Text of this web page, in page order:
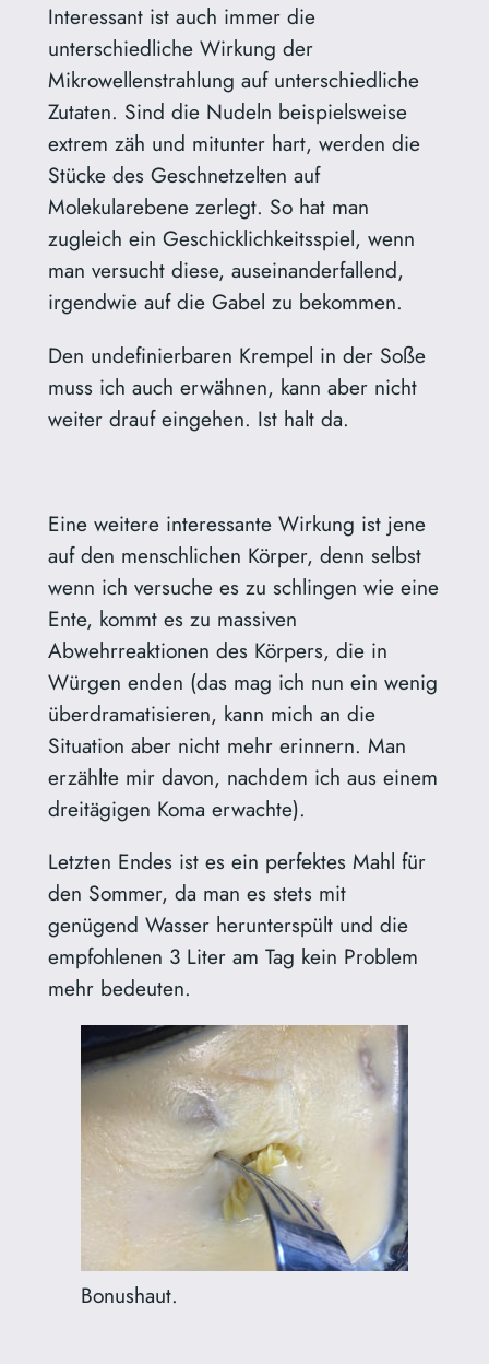
Interessant ist auch immer die
unterschiedliche Wirkung der
Mikrowellenstrahlung auf unterschiedliche
Zutaten. Sind die Nudeln beispielsweise
extrem zäh und mitunter hart, werden die
Stücke des Geschnetzelten auf
Molekularebene zerlegt. So hat man
zugleich ein Geschicklichkeitsspiel, wenn
man versucht diese, auseinanderfallend,
irgendwie auf die Gabel zu bekommen.
Den undefinierbaren Krempel in der Soße
muss ich auch erwähnen, kann aber nicht
weiter drauf eingehen. Ist halt da.
Eine weitere interessante Wirkung ist jene
auf den menschlichen Körper, denn selbst
wenn ich versuche es zu schlingen wie eine
Ente, kommt es zu massiven
Abwehrreaktionen des Körpers, die in
Würgen enden (das mag ich nun ein wenig
überdramatisieren, kann mich an die
Situation aber nicht mehr erinnern. Man
erzählte mir davon, nachdem ich aus einem
dreitägigen Koma erwachte).
Letzten Endes ist es ein perfektes Mahl für
den Sommer, da man es stets mit
genügend Wasser herunterspült und die
empfohlenen 3 Liter am Tag kein Problem
mehr bedeuten.
Bonushaut.